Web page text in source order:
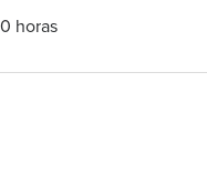
horas